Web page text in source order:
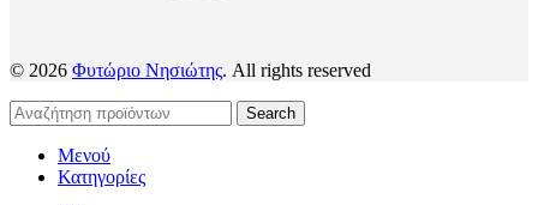
© 2026 Φυτώριο Νησιώτης. All rights reserved
Search
Μενού
Κατηγορίες